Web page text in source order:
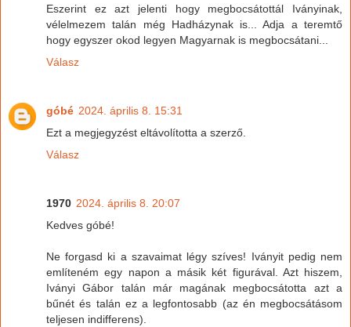
Eszerint ez azt jelenti hogy megbocsátottál Iványinak,
vélelmezem talán még Hadházynak is... Adja a teremtő
hogy egyszer okod legyen Magyarnak is megbocsátani...
Válasz
góbé 2024. április 8. 15:31
Ezt a megjegyzést eltávolította a szerző.
Válasz
1970 2024. április 8. 20:07
Kedves góbé!
Ne forgasd ki a szavaimat légy szíves! Iványit pedig nem
említeném egy napon a másik két figurával. Azt hiszem,
Iványi Gábor talán már magának megbocsátotta azt a
bűnét és talán ez a legfontosabb (az én megbocsátásom
teljesen indifferens).